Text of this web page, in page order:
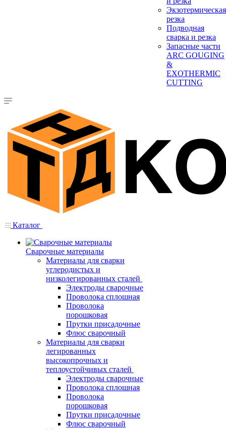
Экзотермическая
резка
Подводная
сварка и резка
Запасные части
ARC GOUGING
&
EXOTHERMIC
CUTTING
Каталог
Сварочные материалы
Материалы для сварки
углеродистых и
низколегированных сталей
Электроды сварочные
Проволока сплошная
Проволока
порошковая
Прутки присадочные
Флюс сварочный
Материалы для сварки
легированных
высокопрочных и
теплоустойчивых сталей
Электроды сварочные
Проволока сплошная
Проволока
порошковая
Прутки присадочные
Флюс сварочный